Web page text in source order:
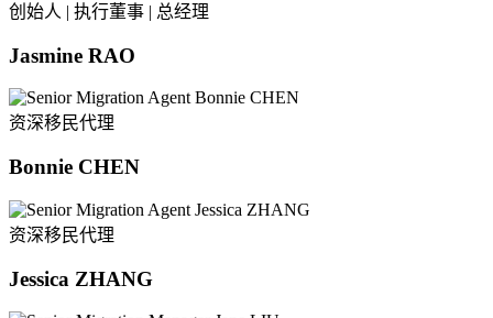
创始人 | 执行董事 | 总经理
Jasmine RAO
资深移民代理
Bonnie CHEN
资深移民代理
Jessica ZHANG